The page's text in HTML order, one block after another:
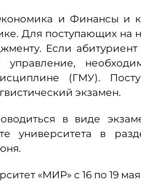
и Финансы и
Для поступающих
Если абитуриент
управление,
(ГМУ).
экзамен.
в виде
университета в
«МИР» с 16 по 19